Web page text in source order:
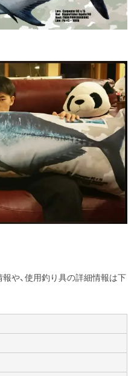
や、使用釣り具の詳細情報は下